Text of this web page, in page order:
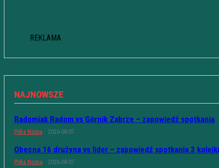
REKLAMA
NAJNOWSZE
Radomiak Radom vs Górnik Zabrze – zapowiedź spotkania
Piłka Nożna 2026-08-07
Obecna 16 drużyna vs lider – zapowiedź spotkania 3 kolejki
Piłka Nożna 2026-08-07